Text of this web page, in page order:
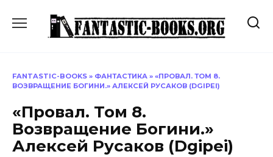
содержанию
FANTASTIC-BOOKS » ФАНТАСТИКА » «ПРОВАЛ. ТОМ 8.
ВОЗВРАЩЕНИЕ БОГИНИ.» АЛЕКСЕЙ РУСАКОВ (DGIPEI)
«Провал. Том 8.
Возвращение Богини.»
Алексей Русаков (Dgipei)